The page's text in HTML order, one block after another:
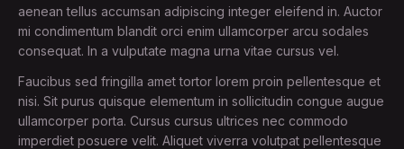
aenean tellus accumsan adipiscing integer eleifend in. Auctor
mi condimentum blandit orci enim ullamcorper arcu sodales
consequat. In a vulputate magna urna vitae cursus vel.
Faucibus sed fringilla amet tortor lorem proin pellentesque et
nisi. Sit purus quisque elementum in sollicitudin congue augue
ullamcorper porta. Cursus cursus ultrices nec commodo
imperdiet posuere velit. Aliquet viverra volutpat pellentesque